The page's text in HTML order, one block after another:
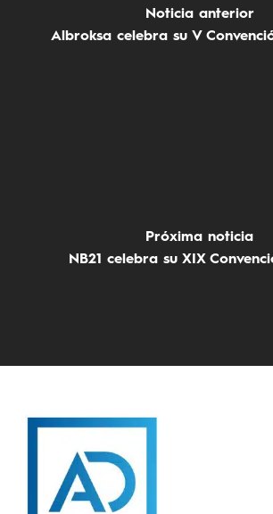
Noticia anterior
Albroksa celebra su V
Próxima noticia
NB21 celebra su XIX